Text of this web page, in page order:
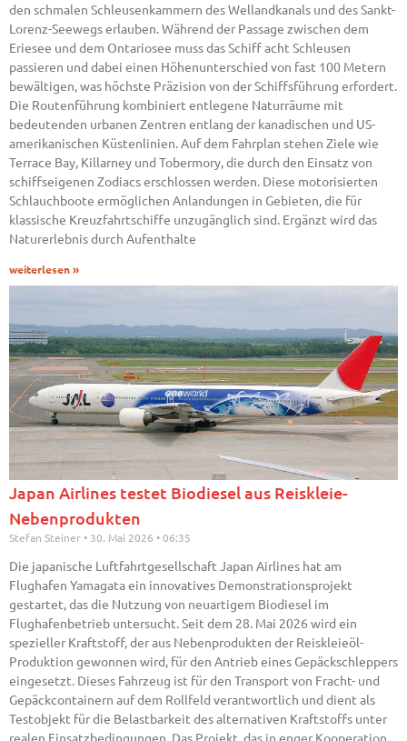
den schmalen Schleusenkammern des Wellandkanals und des Sankt-
Lorenz-Seewegs erlauben. Während der Passage zwischen dem
Eriesee und dem Ontariosee muss das Schiff acht Schleusen
passieren und dabei einen Höhenunterschied von fast 100 Metern
bewältigen, was höchste Präzision von der Schiffsführung erfordert.
Die Routenführung kombiniert entlegene Naturräume mit
bedeutenden urbanen Zentren entlang der kanadischen und US-
amerikanischen Küstenlinien. Auf dem Fahrplan stehen Ziele wie
Terrace Bay, Killarney und Tobermory, die durch den Einsatz von
schiffseigenen Zodiacs erschlossen werden. Diese motorisierten
Schlauchboote ermöglichen Anlandungen in Gebieten, die für
klassische Kreuzfahrtschiffe unzugänglich sind. Ergänzt wird das
Naturerlebnis durch Aufenthalte
weiterlesen »
Japan Airlines testet Biodiesel aus Reiskleie-
Nebenprodukten
Stefan Steiner 30. Mai 2026 06:35
Die japanische Luftfahrtgesellschaft Japan Airlines hat am
Flughafen Yamagata ein innovatives Demonstrationsprojekt
gestartet, das die Nutzung von neuartigem Biodiesel im
Flughafenbetrieb untersucht. Seit dem 28. Mai 2026 wird ein
spezieller Kraftstoff, der aus Nebenprodukten der Reiskleieöl-
Produktion gewonnen wird, für den Antrieb eines Gepäckschleppers
eingesetzt. Dieses Fahrzeug ist für den Transport von Fracht- und
Gepäckcontainern auf dem Rollfeld verantwortlich und dient als
Testobjekt für die Belastbarkeit des alternativen Kraftstoffs unter